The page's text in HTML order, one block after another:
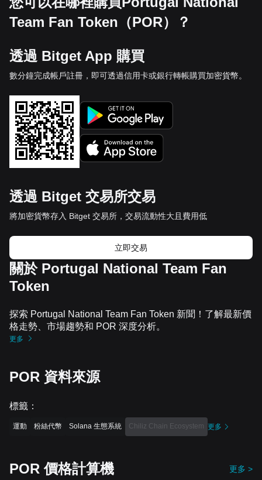
Team Fan Token（POR）？
透過 Bitget App 購買
數分鐘完成帳戶註冊，即可透過信用卡或銀行轉帳購買加密貨幣。
透過 Bitget 交易所交易
將加密貨幣存入 Bitget 交易所，交易流動性大且費用低
立即交易
關於 Portugal National Team Fan
Token
探索 Portugal National Team Fan Token 新聞！了解最新價
格走勢、市場趨勢和 POR 深度分析。
更多
POR 資料來源
標籤 ：
運動 粉絲代幣 Solana 生態系統 Chiliz Chain Ecosystem 更多
POR 價格計算機 更多 >